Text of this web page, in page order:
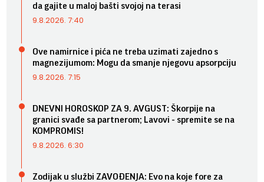
da gajite u maloj bašti svojoj na terasi
9.8.2026. 7:40
Ove namirnice i pića ne treba uzimati zajedno s
magnezijumom: Mogu da smanje njegovu apsorpciju
9.8.2026. 7:15
DNEVNI HOROSKOP ZA 9. AVGUST: Škorpije na
granici svađe sa partnerom; Lavovi - spremite se na
KOMPROMIS!
9.8.2026. 6:30
Zodijak u službi ZAVOĐENJA: Evo na koje fore za